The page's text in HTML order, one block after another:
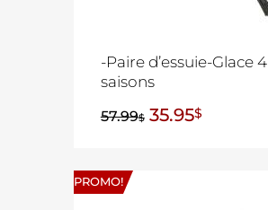
-Paire d’essuie-Glace 4
saisons
57.99$ 35.95$
PROMO!